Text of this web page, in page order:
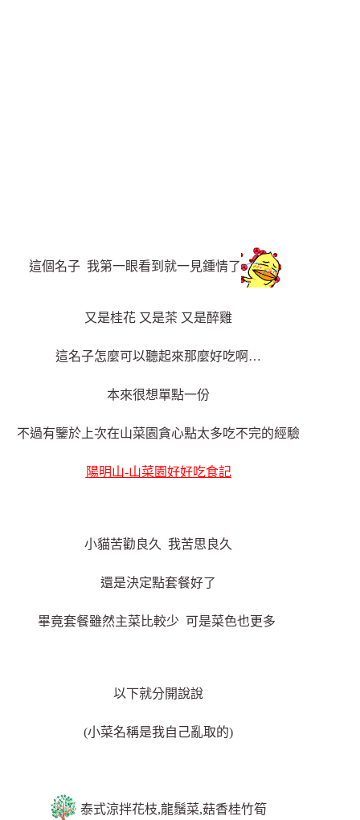
這個名子 我第一眼看到就一見鍾情了
又是桂花 又是茶 又是醉雞
這名子怎麼可以聽起來那麼好吃啊…
本來很想單點一份
不過有鑒於上次在山菜園貪心點太多吃不完的經驗
陽明山-山菜園好好吃食記
小貓苦勸良久 我苦思良久
還是決定點套餐好了
畢竟套餐雖然主菜比較少 可是菜色也更多
以下就分開說說
(小菜名稱是我自己亂取的)
泰式涼拌花枝,龍鬚菜,菇香桂竹筍